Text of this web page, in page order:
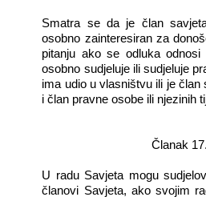
Smatra se da je član
osobno zainteresiran za
pitanju ako se odluka
osobno sudjeluje ili sudjeluje
ima udio u vlasništvu ili je član
i član pravne osobe ili njezinih
Članak 17.
U radu Savjeta mogu
članovi Savjeta, ako svojim